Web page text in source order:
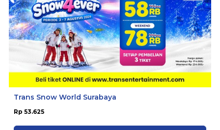
Trans Snow World Surabaya
Rp 53.625